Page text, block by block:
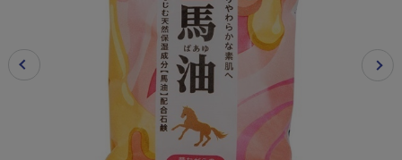
COLLECTIONS / ブランド一覧